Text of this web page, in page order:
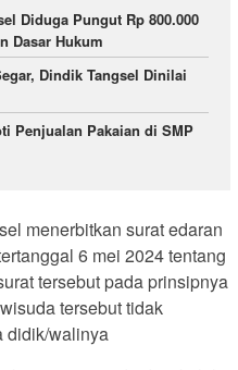
Diduga Pungut Rp 800.000
Dasar Hukum
Dindik Tangsel Dinilai
Penjualan Pakaian di SMP
menerbitkan surat edaran
6 mei 2024 tentang
tersebut pada prinsipnya
tersebut tidak
didik/walinya